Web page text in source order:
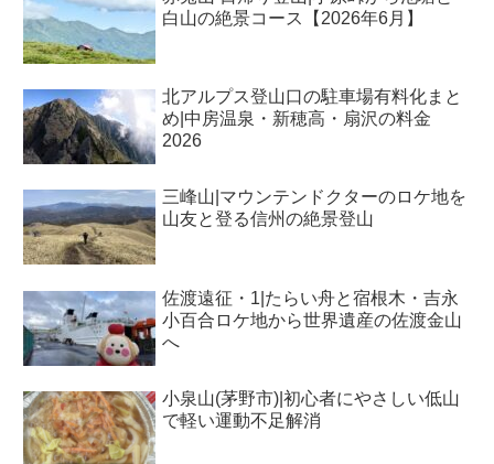
白山の絶景コース【2026年6月】
北アルプス登山口の駐車場有料化まと
め|中房温泉・新穂高・扇沢の料金
2026
三峰山|マウンテンドクターのロケ地を
山友と登る信州の絶景登山
佐渡遠征・1|たらい舟と宿根木・吉永
小百合ロケ地から世界遺産の佐渡金山
へ
小泉山(茅野市)|初心者にやさしい低山
で軽い運動不足解消